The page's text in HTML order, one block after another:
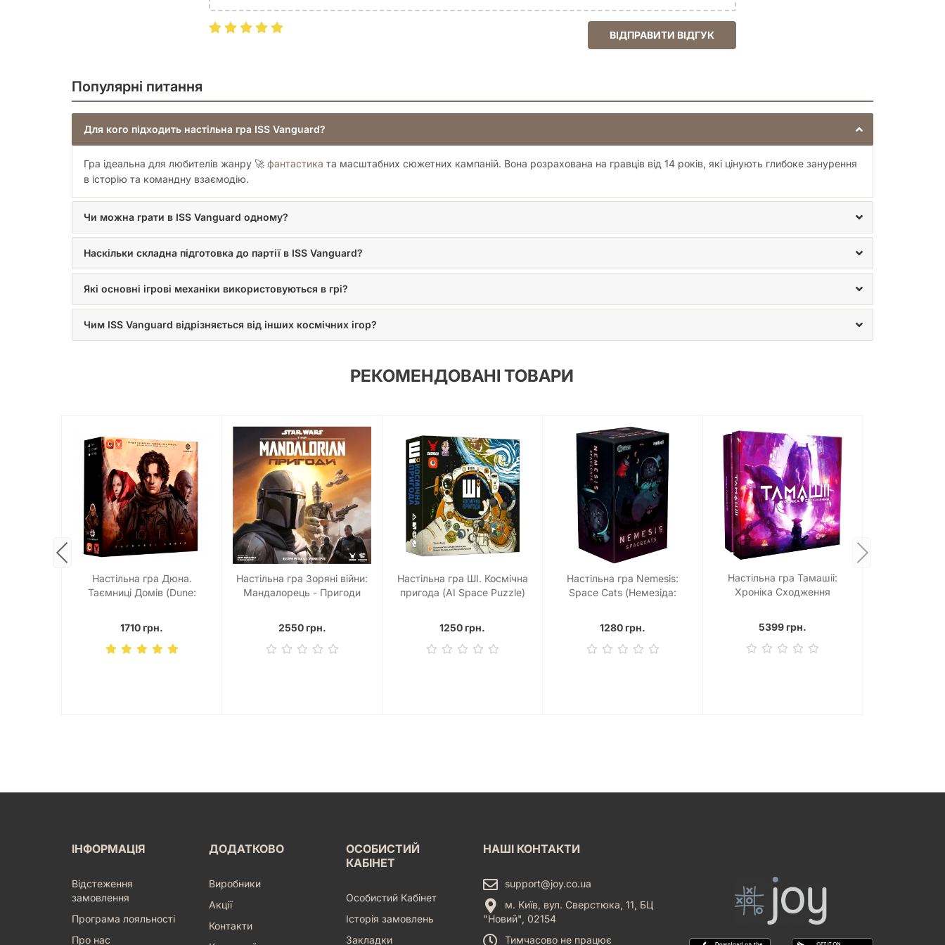
ВІДПРАВИТИ ВІДГУК
Популярні питання
Для кого підходить настільна гра ISS Vanguard?
Гра ідеальна для любителів жанру 🚀 фантастика та масштабних сюжетних кампаній. Вона розрахована на гравців від 14 років, які цінують глибоке занурення
в історію та командну взаємодію.
Чи можна грати в ISS Vanguard одному?
Наскільки складна підготовка до партії в ISS Vanguard?
Які основні ігрові механіки використовуються в грі?
Чим ISS Vanguard відрізняється від інших космічних ігор?
РЕКОМЕНДОВАНІ ТОВАРИ
Настільна гра Дюна.
Таємниці Домів (Dune:
1710 грн.
Настільна гра Зоряні війни:
Мандалорець - Пригоди
2550 грн.
Настільна гра ШІ. Космічна
пригода (AI Space Puzzle)
1250 грн.
Настільна гра Nemesis:
Space Cats (Немезіда:
1280 грн.
Настільна гра Тамашіі:
Хроніка Сходження
5399 грн.
ІНФОРМАЦІЯ
Відстеження
замовлення
Програма лояльності
Про нас
ДОДАТКОВО
Виробники
Акції
Контакти
ОСОБИСТИЙ
КАБІНЕТ
Особистий Кабінет
Історія замовлень
Закладки
НАШІ КОНТАКТИ
support@joy.co.ua
м. Київ, вул. Сверстюка, 11, БЦ
"Новий", 02154
Тимчасово не працює